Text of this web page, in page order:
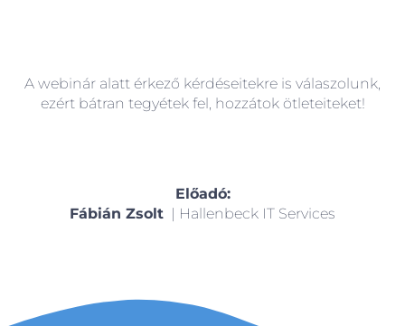
A webinár alatt érkező kérdéseitekre is válaszolunk,
ezért bátran tegyétek fel, hozzátok ötleteiteket!
Előadó:
Fábián Zsolt | Hallenbeck IT Services